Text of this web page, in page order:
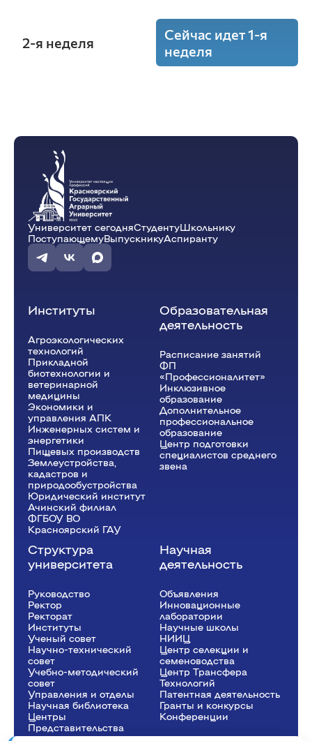
2-я неделя
Сейчас идет 1-я
неделя
ауд. П3-06
Технология продуктов питания
Университет сегодняСтудентуШкольнику
ПоступающемуВыпускникуАспиранту
Институты
Агроэкологических
технологий
Прикладной
биотехнологии и
ветеринарной
медицины
Экономики и
управления АПК
Инженерных систем и
энергетики
Пищевых производств
Землеустройства,
кадастров и
природообустройства
Юридический институт
Ачинский филиал
ФГБОУ ВО
Красноярский ГАУ
Образовательная
деятельность
Расписание занятий
ФП
«Профессионалитет»
Инклюзивное
образование
Дополнительное
профессиональное
образование
Центр подготовки
специалистов среднего
звена
Структура
университета
Руководство
Ректор
Рeкторат
Институты
Ученый совет
Научно-технический
совет
Учебно-методический
совет
Управления и отделы
Научная библиотека
Центры
Представительства
Научная
деятельность
Объявления
Инновационные
лаборатории
Научные школы
НИИЦ
Центр селекции и
семеноводства
Центр Трансфера
Технологий
Патентная деятельность
Гранты и конкурсы
Конференции